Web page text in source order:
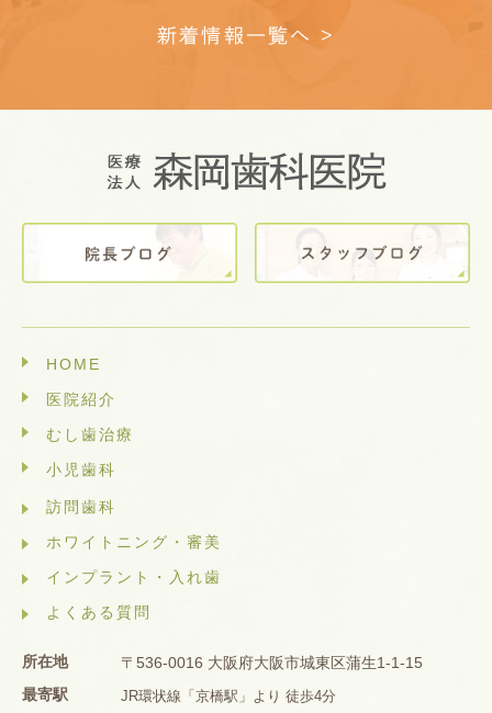
新着情報一覧へ >
HOME
医院紹介
むし歯治療
小児歯科
訪問歯科
ホワイトニング・審美
インプラント・入れ歯
よくある質問
所在地
〒536-0016 大阪府大阪市城東区蒲生1-1-15
最寄駅
JR環状線「京橋駅」より 徒歩4分